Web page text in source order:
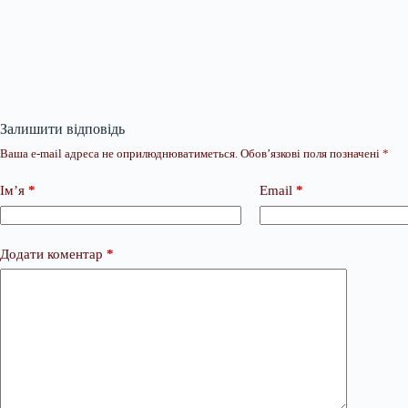
Залишити відповідь
Ваша e-mail адреса не оприлюднюватиметься. Обов’язкові поля позначені *
Ім’я * Email *
Додати коментар *